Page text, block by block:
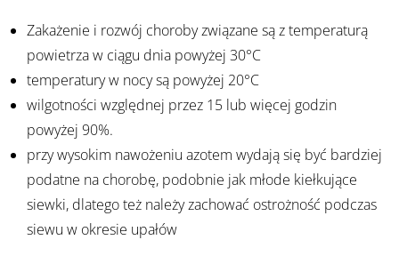
Zakażenie i rozwój choroby związane są z temperaturą
powietrza w ciągu dnia powyżej 30°C
temperatury w nocy są powyżej 20°C
wilgotności względnej przez 15 lub więcej godzin
powyżej 90%.
przy wysokim nawożeniu azotem wydają się być bardziej
podatne na chorobę, podobnie jak młode kiełkujące
siewki, dlatego też należy zachować ostrożność podczas
siewu w okresie upałów